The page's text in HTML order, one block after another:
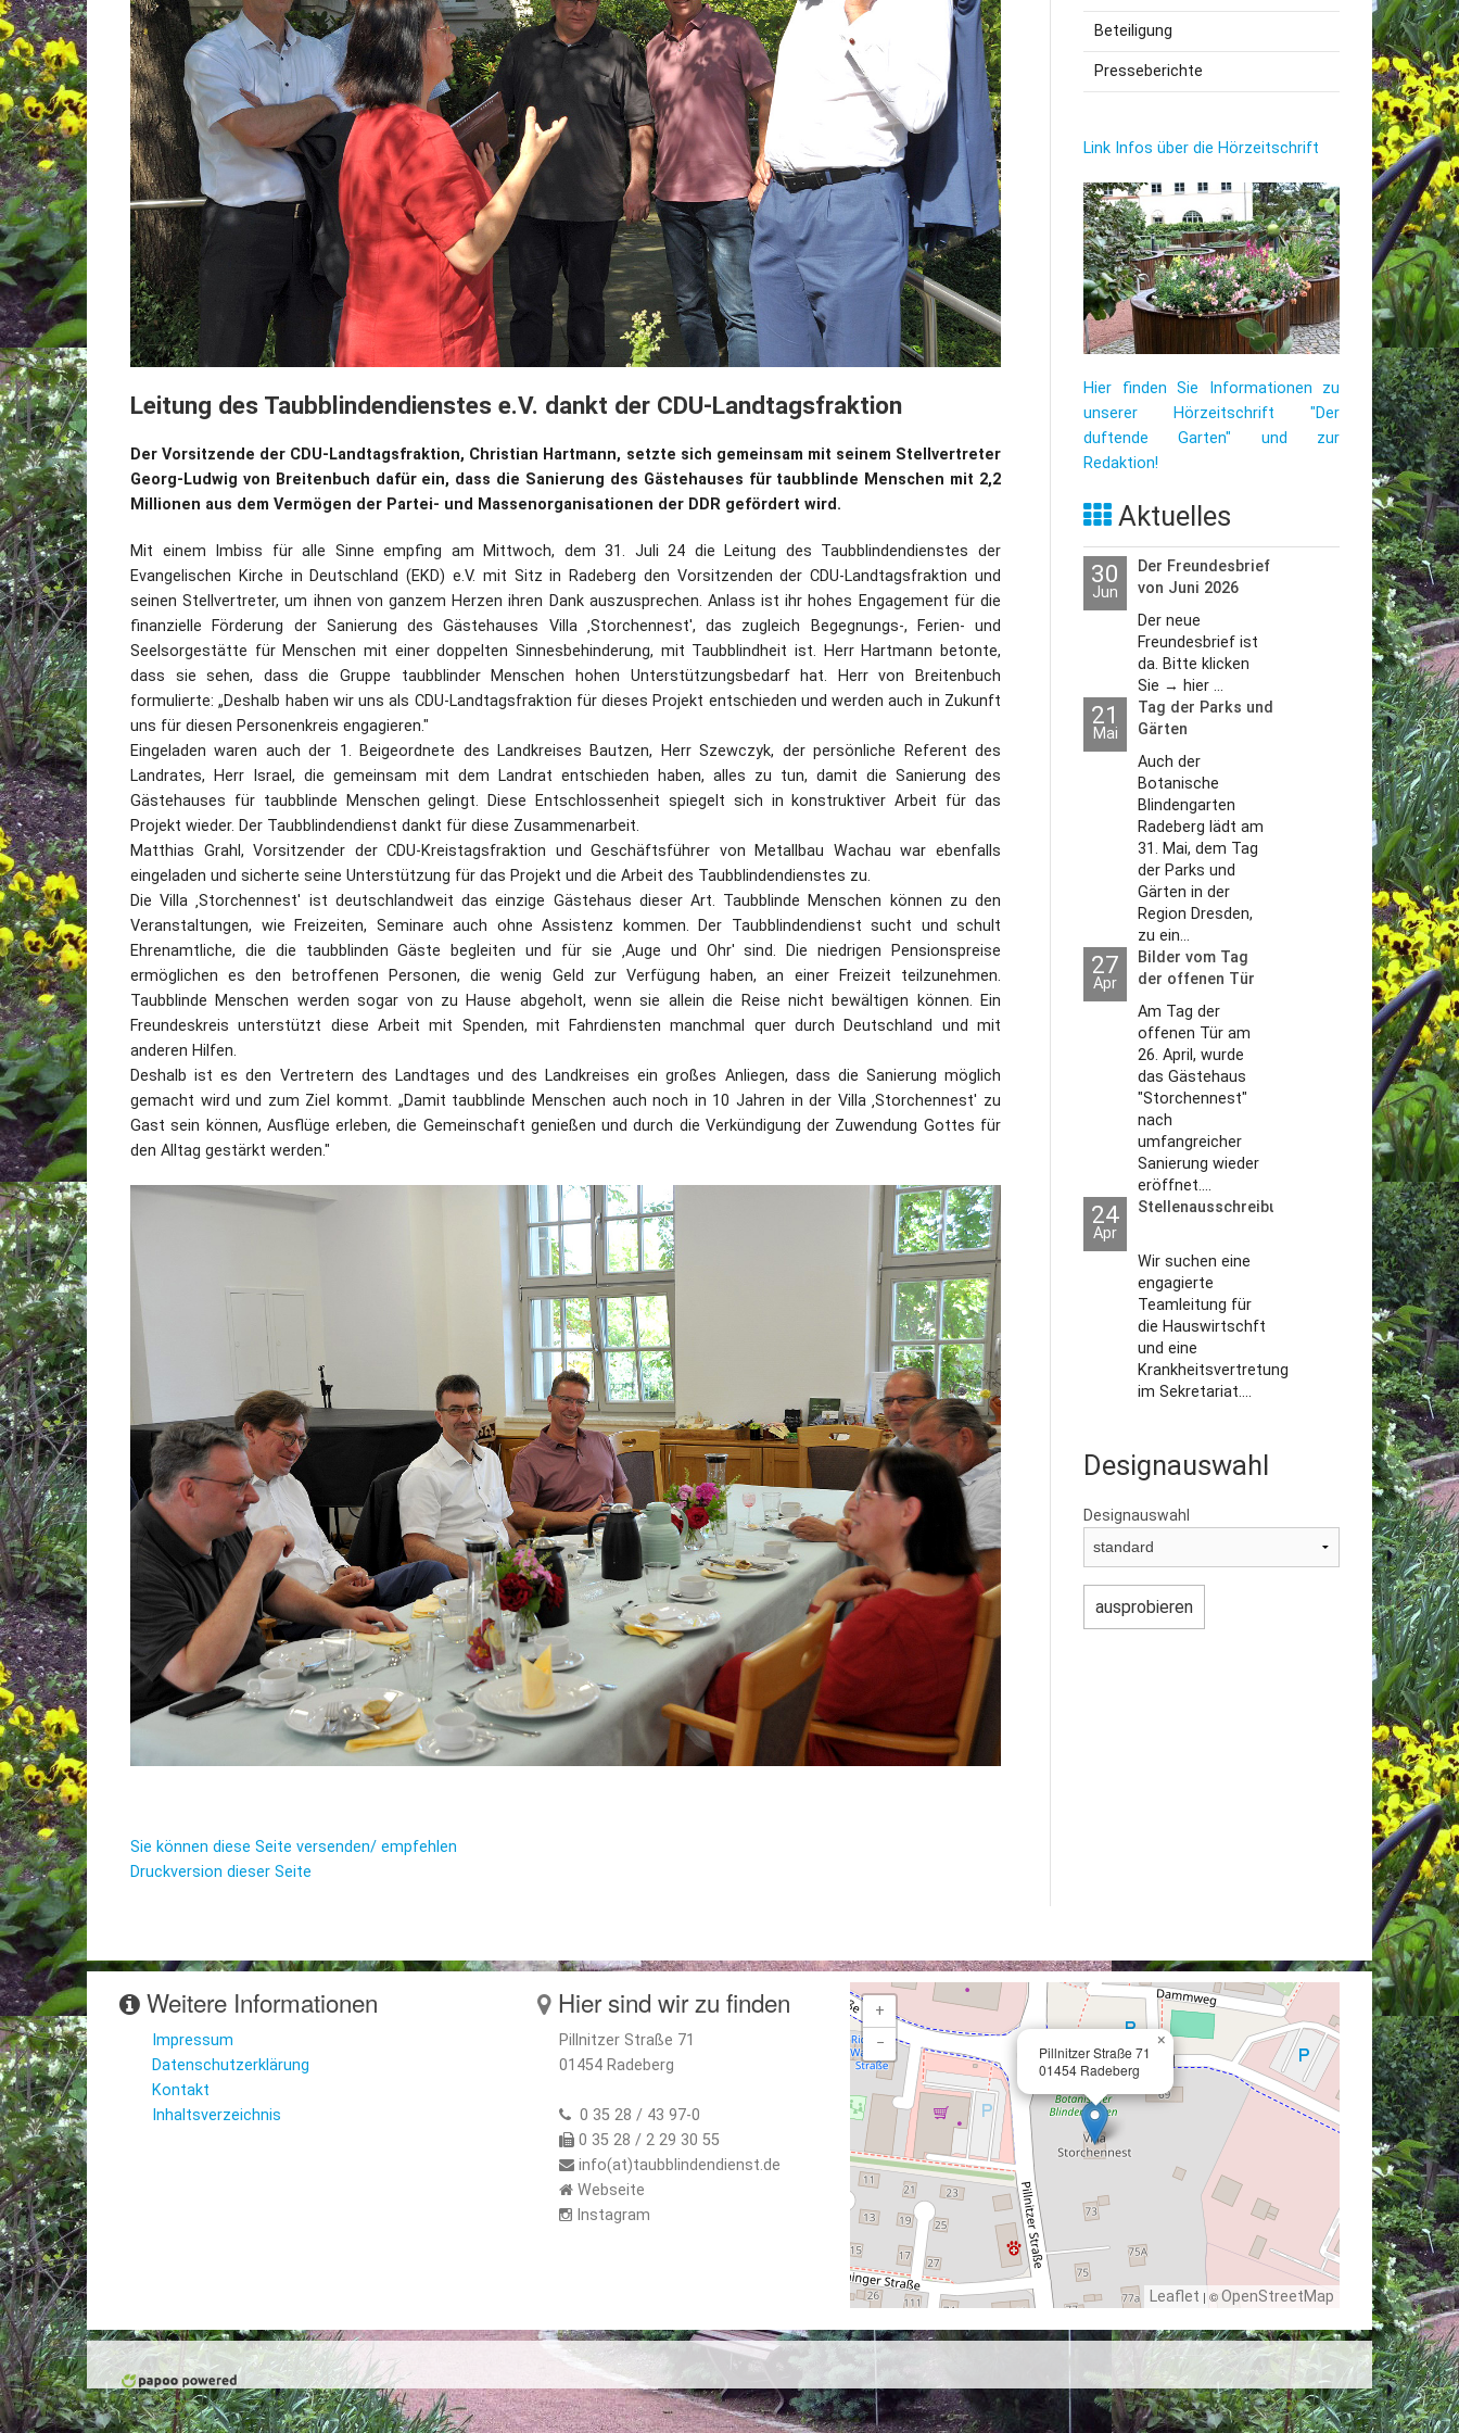
Dufthaus
Gärtnerei
Feste und Veranstaltungen
Seminare, Termine
Ehrungen und Mitgliedschaften
Veröffentlchungen
Basarverkauf
Öffnungszeiten
Kontakt
Datenschutzerklärung
Leitung des Taubblindendienstes e.V. dankt der CDU-Landtagsfraktion
Der Vorsitzende der CDU-Landtagsfraktion, Christian Hartmann, setzte sich gemeinsam mit seinem Stellvertreter
Georg-Ludwig von Breitenbuch dafür ein, dass die Sanierung des Gästehauses für taubblinde Menschen mit 2,2
Millionen aus dem Vermögen der Partei- und Massenorganisationen der DDR gefördert wird.
Mit einem Imbiss für alle Sinne empfing am Mittwoch, dem 31. Juli 24 die Leitung des Taubblindendienstes der
Evangelischen Kirche in Deutschland (EKD) e.V. mit Sitz in Radeberg den Vorsitzenden der CDU-Landtagsfraktion und
seinen Stellvertreter, um ihnen von ganzem Herzen ihren Dank auszusprechen. Anlass ist ihr hohes Engagement für die
finanzielle Förderung der Sanierung des Gästehauses Villa ‚Storchennest', das zugleich Begegnungs-, Ferien- und
Seelsorgestätte für Menschen mit einer doppelten Sinnesbehinderung, mit Taubblindheit ist. Herr Hartmann betonte,
dass sie sehen, dass die Gruppe taubblinder Menschen hohen Unterstützungsbedarf hat. Herr von Breitenbuch
formulierte: „Deshalb haben wir uns als CDU-Landtagsfraktion für dieses Projekt entschieden und werden auch in Zukunft
uns für diesen Personenkreis engagieren."
Eingeladen waren auch der 1. Beigeordnete des Landkreises Bautzen, Herr Szewczyk, der persönliche Referent des
Landrates, Herr Israel, die gemeinsam mit dem Landrat entschieden haben, alles zu tun, damit die Sanierung des
Gästehauses für taubblinde Menschen gelingt. Diese Entschlossenheit spiegelt sich in konstruktiver Arbeit für das
Projekt wieder. Der Taubblindendienst dankt für diese Zusammenarbeit.
Matthias Grahl, Vorsitzender der CDU-Kreistagsfraktion und Geschäftsführer von Metallbau Wachau war ebenfalls
eingeladen und sicherte seine Unterstützung für das Projekt und die Arbeit des Taubblindendienstes zu.
Die Villa ‚Storchennest' ist deutschlandweit das einzige Gästehaus dieser Art. Taubblinde Menschen können zu den
Veranstaltungen, wie Freizeiten, Seminare auch ohne Assistenz kommen. Der Taubblindendienst sucht und schult
Ehrenamtliche, die die taubblinden Gäste begleiten und für sie ‚Auge und Ohr' sind. Die niedrigen Pensionspreise
ermöglichen es den betroffenen Personen, die wenig Geld zur Verfügung haben, an einer Freizeit teilzunehmen.
Taubblinde Menschen werden sogar von zu Hause abgeholt, wenn sie allein die Reise nicht bewältigen können. Ein
Freundeskreis unterstützt diese Arbeit mit Spenden, mit Fahrdiensten manchmal quer durch Deutschland und mit
anderen Hilfen.
Deshalb ist es den Vertretern des Landtages und des Landkreises ein großes Anliegen, dass die Sanierung möglich
gemacht wird und zum Ziel kommt. „Damit taubblinde Menschen auch noch in 10 Jahren in der Villa ‚Storchennest' zu
Gast sein können, Ausflüge erleben, die Gemeinschaft genießen und durch die Verkündigung der Zuwendung Gottes für
den Alltag gestärkt werden."
Sie können diese Seite versenden/ empfehlen
Druckversion dieser Seite
Beteiligung
Presseberichte
Link Infos über die Hörzeitschrift
Hier finden Sie Informationen zu
unserer Hörzeitschrift "Der
duftende Garten" und zur
Redaktion!
Aktuelles
30
Jun
Der Freundesbrief
von Juni 2026
Der neue
Freundesbrief ist
da. Bitte klicken
Sie → hier ...
21
Mai
Tag der Parks und
Gärten
Auch der
Botanische
Blindengarten
Radeberg lädt am
31. Mai, dem Tag
der Parks und
Gärten in der
Region Dresden,
zu ein...
27
Apr
Bilder vom Tag
der offenen Tür
2026
Am Tag der
offenen Tür am
26. April, wurde
das Gästehaus
"Storchennest"
nach
umfangreicher
Sanierung wieder
eröffnet....
24
Apr
Stellenausschreibungen
Wir suchen eine
engagierte
Teamleitung für
die Hauswirtschft
und eine
Krankheitsvertretung
im Sekretariat....
Designauswahl
Designauswahl
Weitere Informationen
Impressum
Datenschutzerklärung
Kontakt
Inhaltsverzeichnis
Hier sind wir zu finden
Pillnitzer Straße 71
01454 Radeberg
0 35 28 / 43 97-0
0 35 28 / 2 29 30 55
info(at)taubblindendienst.de
Webseite
Instagram
Pillnitzer Straße 71
01454 Radeberg
×
+
−
Leaflet | ©OpenStreetMap